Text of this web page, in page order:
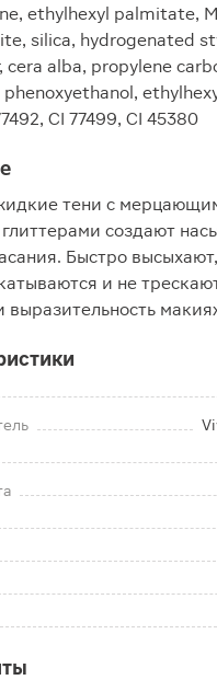
ethylhexyl palmitate,
silica, hydrogenated
cera alba, propylene
CI 77499, CI 45380
тени с
создают
Быстро
и не
выразительность